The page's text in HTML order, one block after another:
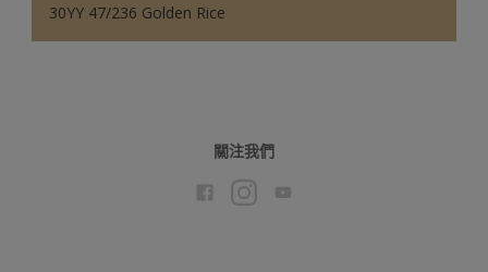
30YY 47/236 Golden Rice
關注我們